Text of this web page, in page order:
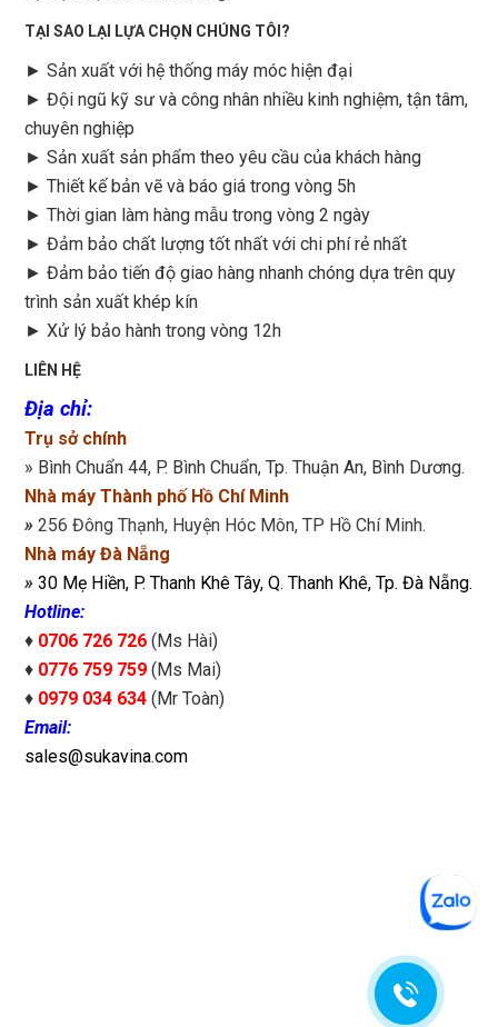
TẠI SAO LẠI LỰA CHỌN CHÚNG TÔI?
► Sản xuất với hệ thống máy móc hiện đại
► Đội ngũ kỹ sư và công nhân nhiều kinh nghiệm, tận tâm,
chuyên nghiệp
► Sản xuất sản phẩm theo yêu cầu của khách hàng
► Thiết kế bản vẽ và báo giá trong vòng 5h
► Thời gian làm hàng mẫu trong vòng 2 ngày
► Đảm bảo chất lượng tốt nhất với chi phí rẻ nhất
► Đảm bảo tiến độ giao hàng nhanh chóng dựa trên quy
trình sản xuất khép kín
► Xử lý bảo hành trong vòng 12h
LIÊN HỆ
Địa chỉ:
Trụ sở chính
» Bình Chuẩn 44, P. Bình Chuẩn, Tp. Thuận An, Bình Dương.
Nhà máy Thành phố Hồ Chí Minh
» 256 Đông Thạnh, Huyện Hóc Môn, TP Hồ Chí Minh.
Nhà máy Đà Nẵng
» 30 Mẹ Hiền, P. Thanh Khê Tây, Q. Thanh Khê, Tp. Đà Nẵng.
Hotline:
♦ 0706 726 726(Ms Hài)
♦ 0776 759 759(Ms Mai)
♦ 0979 034 634 (Mr Toàn)
Email:
sales@sukavina.com